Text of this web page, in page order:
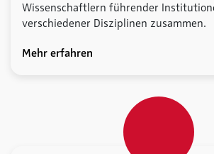
Wissenschaftlern führender
verschiedener Disziplinen zusammen.
Mehr erfahren